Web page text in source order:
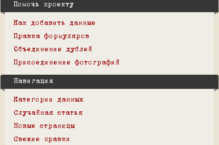
Помочь проекту
Как добавить данные
Правка формуляров
Объединение дублей
Присоединение фотографий
Навигация
Категории данных
Случайная статья
Новые страницы
Свежие правки